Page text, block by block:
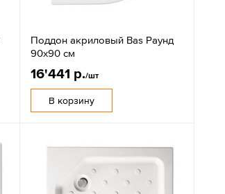
Поддон акриловый Bas Раунд
90х90 см
16'441 р./шт
В корзину